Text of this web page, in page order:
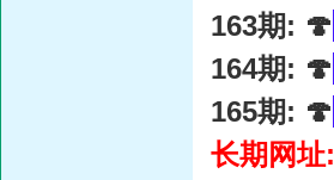
163期: 🍄
164期: 🍄
165期: 🍄
长期网址: